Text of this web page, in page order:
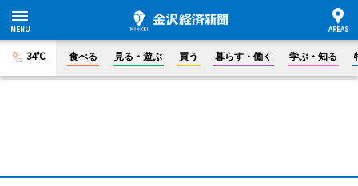
34°C 食べる 見る・遊ぶ 買う 暮らす・働く 学ぶ・知る